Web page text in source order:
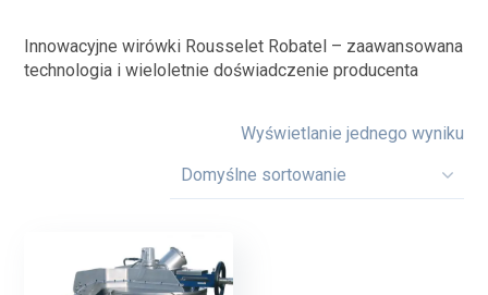
Innowacyjne wirówki Rousselet Robatel – zaawansowana
technologia i wieloletnie doświadczenie producenta
Wyświetlanie jednego wyniku